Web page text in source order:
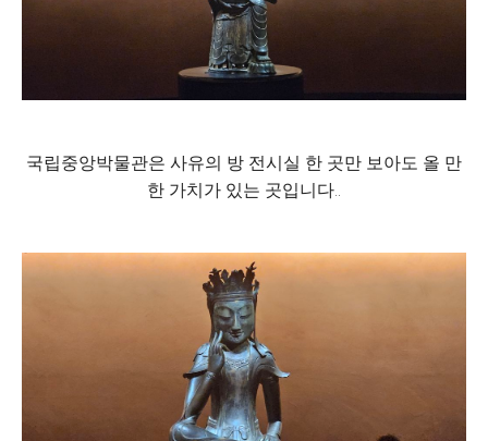
국립중앙박물관은 사유의 방 전시실 한 곳만 보아도 올 만
한 가치가 있는 곳입니다..